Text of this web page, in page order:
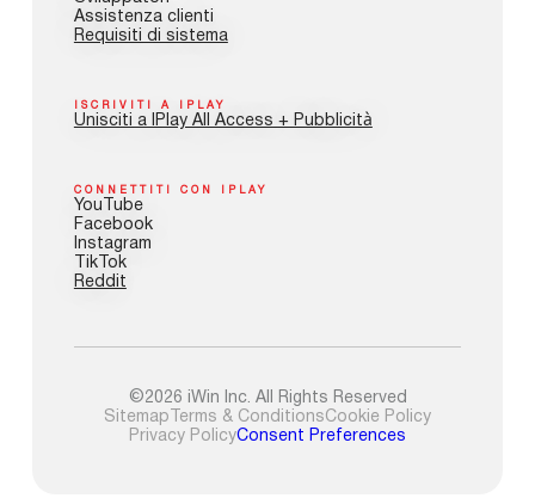
Assistenza clienti
Requisiti di sistema
ISCRIVITI A IPLAY
Unisciti a IPlay All Access + Pubblicità
CONNETTITI CON IPLAY
YouTube
Facebook
Instagram
TikTok
Reddit
©2026 iWin Inc. All Rights Reserved
Sitemap Terms & ConditionsCookie Policy
Privacy PolicyConsent Preferences